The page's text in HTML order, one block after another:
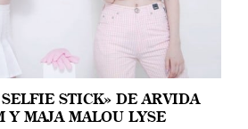
STICK» DE ARVIDA
Y MAJA MALOU LYSE